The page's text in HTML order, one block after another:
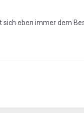
sich eben immer dem